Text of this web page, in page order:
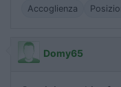
Accoglienza
Domy65